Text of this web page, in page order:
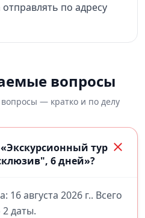
по адресу
вопросы
— кратко и по делу
тур
6 дней»?
16 августа 2026 г.. Всего
даты.